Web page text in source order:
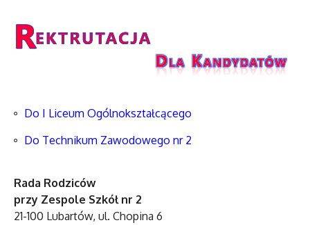
Do I Liceum Ogólnokształcącego
Do Technikum Zawodowego nr 2
Rada Rodziców
przy Zespole Szkół nr 2
21-100 Lubartów, ul. Chopina 6